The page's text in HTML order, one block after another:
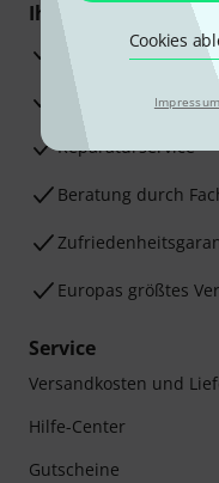
Cookies
Impressum
Ihre Vorteile
3 Jahre Thomann
30 Tage Money-
Reparaturservice
Beratung durch
Europas größtes
Service
Versandkosten und
Hilfe-Center
Gutscheine